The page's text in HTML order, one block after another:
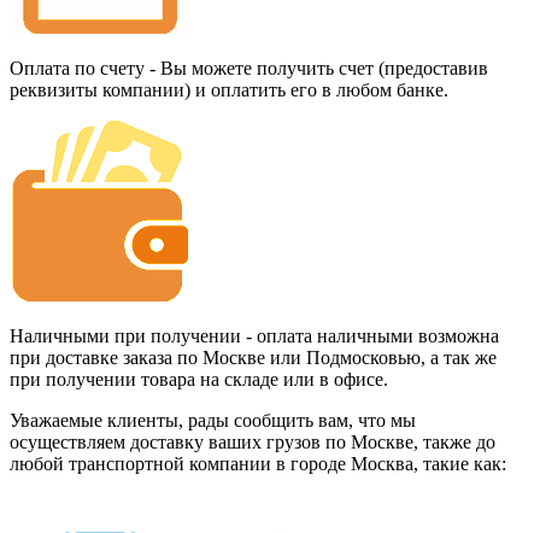
Оплата по счету - Вы можете получить счет (предоставив
реквизиты компании) и оплатить его в любом банке.
Наличными при получении - оплата наличными возможна
при доставке заказа по Москве или Подмосковью, а так же
при получении товара на складе или в офисе.
Уважаемые клиенты, рады сообщить вам, что мы
осуществляем доставку ваших грузов по Москве, также до
любой транспортной компании в городе Москва, такие как: